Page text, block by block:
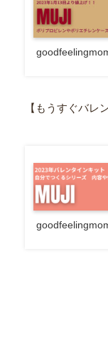
【もうすぐバレ